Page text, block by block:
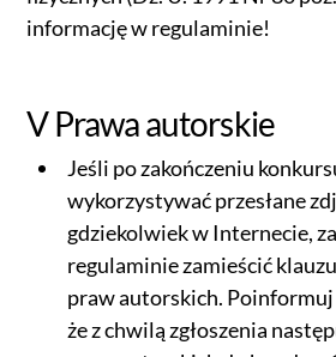
informację w regulaminie!
V Prawa autorskie
Jeśli po zakończeniu
wykorzystywać przesłane
gdziekolwiek w Internecie,
regulaminie zamieścić
praw autorskich.
że z chwilą zgłoszenia